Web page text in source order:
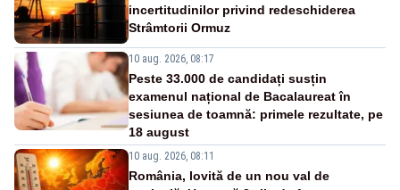
incertitudinilor privind redeschiderea
Strâmtorii Ormuz
10 aug. 2026, 08:17
Peste 33.000 de candidați susțin
examenul național de Bacalaureat în
sesiunea de toamnă: primele rezultate, pe
18 august
10 aug. 2026, 08:11
România, lovită de un nou val de